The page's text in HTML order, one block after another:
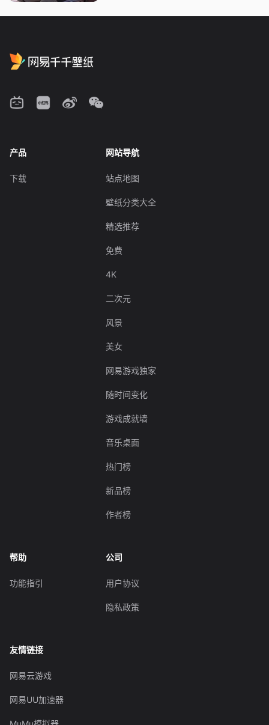
产品
下载
网站导航
站点地图
壁纸分类大全
精选推荐
免费
4K
二次元
风景
美女
网易游戏独家
随时间变化
游戏成就墙
音乐桌面
热门榜
新品榜
作者榜
帮助
功能指引
公司
用户协议
隐私政策
友情链接
网易云游戏
网易UU加速器